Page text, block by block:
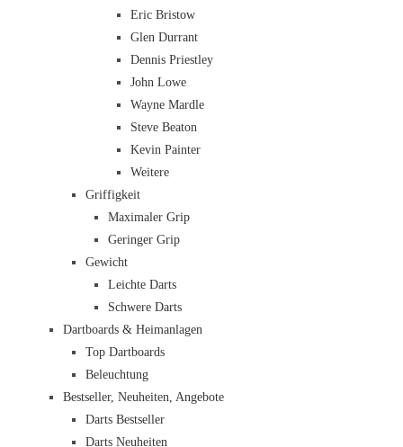
Eric Bristow
Glen Durrant
Dennis Priestley
John Lowe
Wayne Mardle
Steve Beaton
Kevin Painter
Weitere
Griffigkeit
Maximaler Grip
Geringer Grip
Gewicht
Leichte Darts
Schwere Darts
Dartboards & Heimanlagen
Top Dartboards
Beleuchtung
Bestseller, Neuheiten, Angebote
Darts Bestseller
Darts Neuheiten